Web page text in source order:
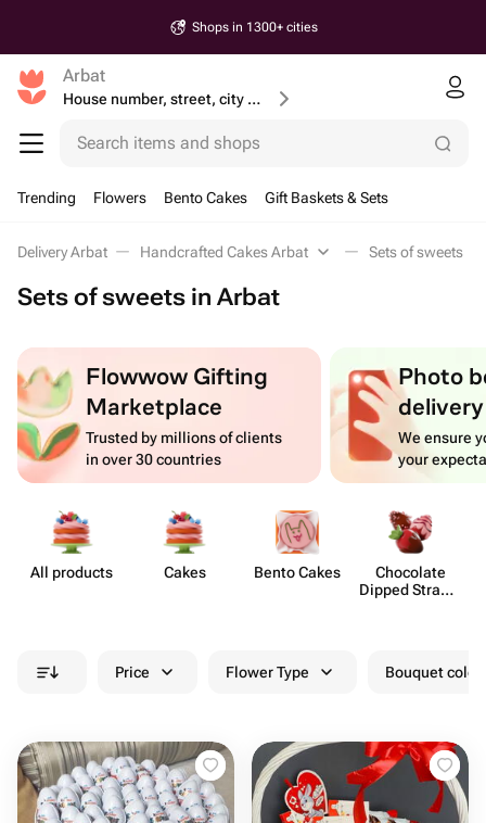
Shops in 1300+ cities
Arbat
House number, street, city or postcode
Search items and shops
Trending Flowers Bento Cakes Gift Baskets & Sets
Delivery Arbat Handcrafted Cakes Arbat Sets of sweets
Sets of sweets in Arbat
Flowwow Gifting
Marketplace
Trusted by millions of clients
in over 30 countries
Photo
delivery
We ensure
your
All products Cakes Bento Cakes
Chocolate
Dipped Strawb​
Price Flower Type Bouquet